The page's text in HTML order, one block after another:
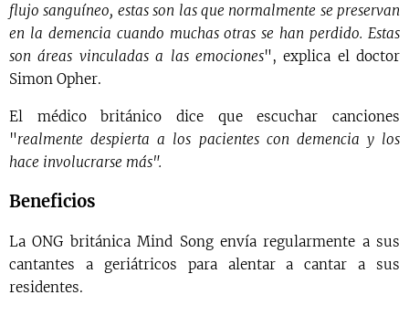
flujo sanguíneo, estas son las que normalmente se preservan
en la demencia cuando muchas otras se han perdido. Estas
son áreas vinculadas a las emociones", explica el doctor
Simon Opher.
El médico británico dice que escuchar canciones
"realmente despierta a los pacientes con demencia y los
hace involucrarse más".
Beneficios
La ONG británica Mind Song envía regularmente a sus
cantantes a geriátricos para alentar a cantar a sus
residentes.